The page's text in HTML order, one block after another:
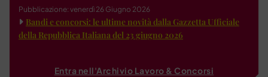
Pubblicazione: venerdì 26 Giugno 2026
Bandi e concorsi: le ultime novità dalla Gazzetta Ufficiale
della Repubblica Italiana del 23 giugno 2026
Entra nell'Archivio Lavoro & Concorsi